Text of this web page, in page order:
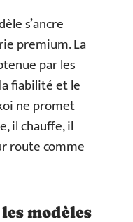
s’ancre
premium. La
par les
fiabilité et le
ne promet
il chauffe, il
route comme
modèles